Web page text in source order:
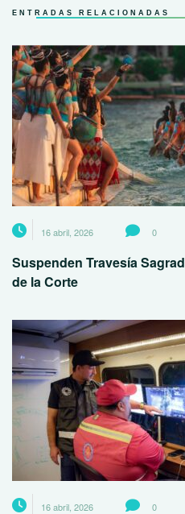
ENTRADAS RELACIONADAS
16 abril, 2026 0
Suspenden Travesía
de la Corte
16 abril, 2026 0